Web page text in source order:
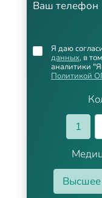
Ваш телефон
1
Высшее
Я даю
данных, в
аналитики
Политикой